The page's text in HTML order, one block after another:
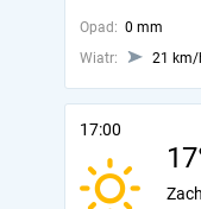
Opad: 0 mm
Wiatr:
21 km/
17:00